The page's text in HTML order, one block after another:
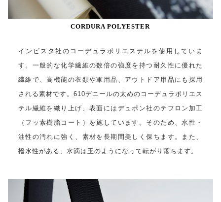
CORDURA POLYESTER
インビスタ社のコーデュラポリエステルを使用していま
す。一般的な化学繊維の数倍の強度を持つ耐久性に優れた
繊維で、高機能の衣類や軍用品、アウトドア用品にも採用
される素材です。610デニールの太めのコーデュラポリエス
テル繊維を織り上げ、表面にはデュポン社のテフロン加工
（フッ素樹脂コート）を施しています。そのため、水性・
油性の汚れに強く、素材を長期間美しく保ちます。また、
撥水性がある、水滴は玉のようになって転がり落ちます。